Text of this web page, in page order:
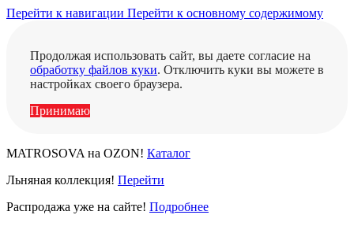
Перейти к навигации Перейти к основному содержимому
Продолжая использовать сайт, вы даете согласие на
обработку файлов куки. Отключить куки вы можете в
настройках своего браузера.
Принимаю
MATROSOVA на OZON! Каталог
Льняная коллекция! Перейти
Распродажа уже на сайте! Подробнее